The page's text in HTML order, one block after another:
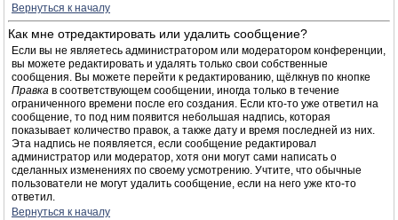
Вернуться к началу
Как мне отредактировать или удалить сообщение?
Если вы не являетесь администратором или модератором конференции,
вы можете редактировать и удалять только свои собственные
сообщения. Вы можете перейти к редактированию, щёлкнув по кнопке
Правка в соответствующем сообщении, иногда только в течение
ограниченного времени после его создания. Если кто-то уже ответил на
сообщение, то под ним появится небольшая надпись, которая
показывает количество правок, а также дату и время последней из них.
Эта надпись не появляется, если сообщение редактировал
администратор или модератор, хотя они могут сами написать о
сделанных изменениях по своему усмотрению. Учтите, что обычные
пользователи не могут удалить сообщение, если на него уже кто-то
ответил.
Вернуться к началу